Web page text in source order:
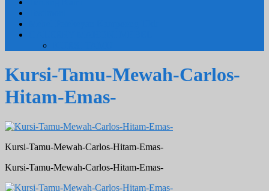
Kursi-Tamu-Mewah-Carlos-
Hitam-Emas-
Kursi-Tamu-Mewah-Carlos-Hitam-Emas-
Kursi-Tamu-Mewah-Carlos-Hitam-Emas-